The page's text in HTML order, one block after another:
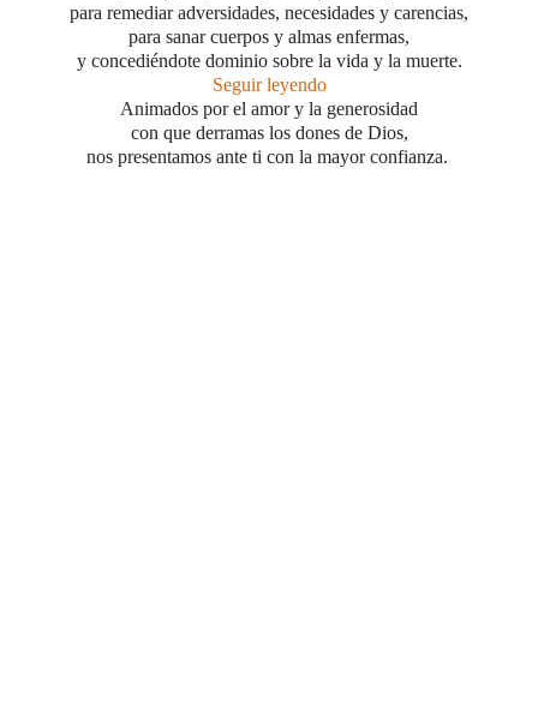
para remediar adversidades, necesidades y carencias,
para sanar cuerpos y almas enfermas,
y concediéndote dominio sobre la vida y la muerte.
Seguir leyendo
Animados por el amor y la generosidad
con que derramas los dones de Dios,
nos presentamos ante ti con la mayor confianza.